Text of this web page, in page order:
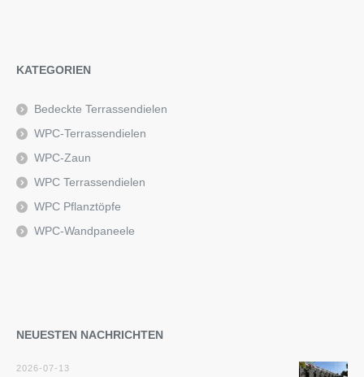
KATEGORIEN
Bedeckte Terrassendielen
WPC-Terrassendielen
WPC-Zaun
WPC Terrassendielen
WPC Pflanztöpfe
WPC-Wandpaneele
NEUESTEN NACHRICHTEN
2026-07-13